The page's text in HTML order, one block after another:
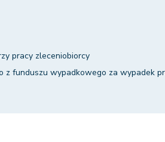
pracy zleceniobiorcy
z funduszu wypadkowego za wypadek